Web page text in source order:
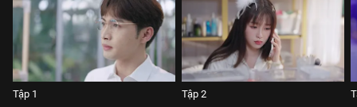
Tập 1 Tập 2